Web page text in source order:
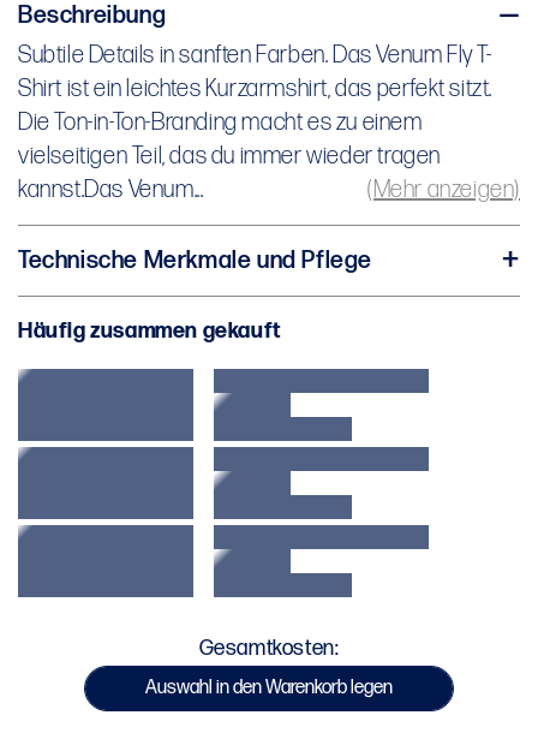
Beschreibung
Subtile Details in sanften Farben. Das Venum Fly T-
Shirt ist ein leichtes Kurzarmshirt, das perfekt sitzt.
Die Ton-in-Ton-Branding macht es zu einem
vielseitigen Teil, das du immer wieder tragen kannst.
Das Venum Fly T-Shirt verfügt über eine Brusttasche
mit Ton-in-Ton-Branding. Ein Markenpatch am Nacken
sorgt für einen hochwertigen Abschluss.
Kollektion.
Subtile Details in sanften Farben. Das Venum Fly T-
Shirt ist ein leichtes Kurzarmshirt, das perfekt sitzt.
Die Ton-in-Ton-Branding macht es zu einem
vielseitigen Teil, das du immer wieder tragen
kannst.Das Venum...
(Mehr anzeigen)
Technische Merkmale und Pflege
69 % Baumwolle, 31 % Polyester
Kurzarm
Reguläre Passform
Rundhalsausschnitt
Logos auf der Brust und im Nacken
Maschinenwäsche bei 30 °C
Nicht im Trockner trocknen.
SKU : VENUM-05764-001
Häufig zusammen gekauft
Gesamtkosten:
Auswahl in den Warenkorb legen